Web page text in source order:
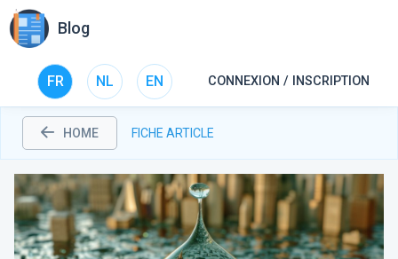
Blog
FR NL EN CONNEXION / INSCRIPTION
HOME FICHE ARTICLE